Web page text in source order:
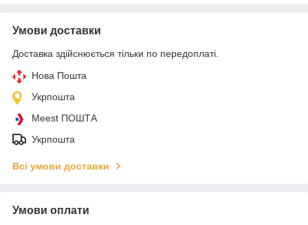
Умови доставки
Доставка здійснюється тільки по передоплаті.
Нова Пошта
Укрпошта
Meest ПОШТА
Укрпошта
Всі умови доставки
Умови оплати